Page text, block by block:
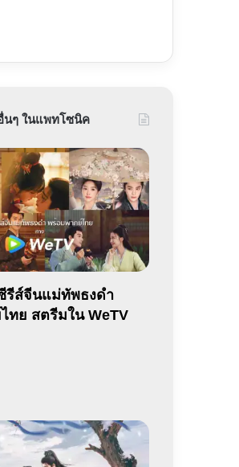
นๆ ในแพทโซนิค
รีส์จีนแม่ทัพธงดำ
ทย สตรีมใน WeTV